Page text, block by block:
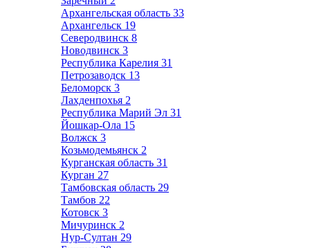
Архангельская область 33
Архангельск 19
Северодвинск 8
Новодвинск 3
Республика Карелия 31
Петрозаводск 13
Беломорск 3
Лахденпохья 2
Республика Марий Эл 31
Йошкар-Ола 15
Волжск 3
Козьмодемьянск 2
Курганская область 31
Курган 27
Тамбовская область 29
Тамбов 22
Котовск 3
Мичуринск 2
Нур-Султан 29